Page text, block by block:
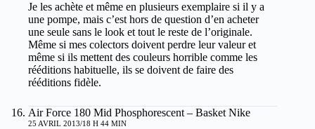
Je les achète et même en plusieurs exemplaire si il y a
une pompe, mais c’est hors de question d’en acheter
une seule sans le look et tout le reste de l’originale.
Même si mes colectors doivent perdre leur valeur et
même si ils mettent des couleurs horrible comme les
rééditions habituelle, ils se doivent de faire des
rééditions fidèle.
Air Force 180 Mid Phosphorescent – Basket Nike
25 AVRIL 2013/18 H 44 MIN